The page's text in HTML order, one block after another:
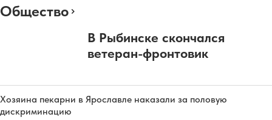
Общество
В Рыбинске скончался
ветеран-фронтовик
Хозяина пекарни в Ярославле наказали за половую
дискриминацию